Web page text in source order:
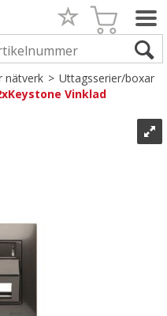
nätverk>Uttagsserier/boxar
Vinklad